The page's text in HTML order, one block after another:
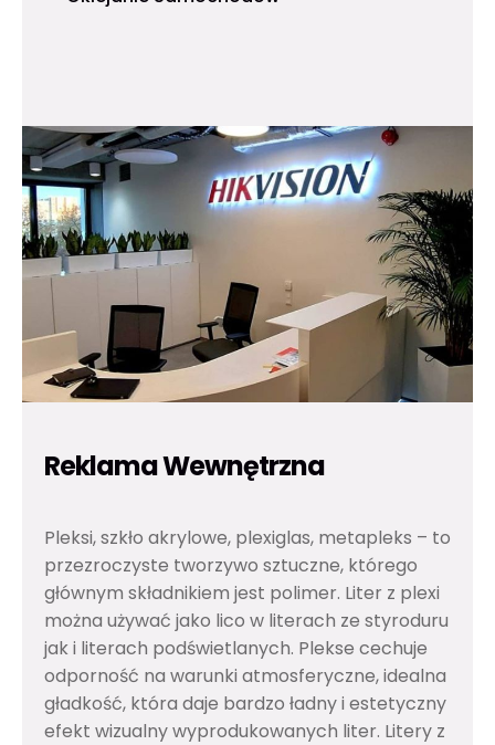
Reklama Wewnętrzna
Pleksi, szkło akrylowe, plexiglas, metapleks – to
przezroczyste tworzywo sztuczne, którego
głównym składnikiem jest polimer. Liter z plexi
można używać jako lico w literach ze styroduru
jak i literach podświetlanych. Plekse cechuje
odporność na warunki atmosferyczne, idealna
gładkość, która daje bardzo ładny i estetyczny
efekt wizualny wyprodukowanych liter. Litery z